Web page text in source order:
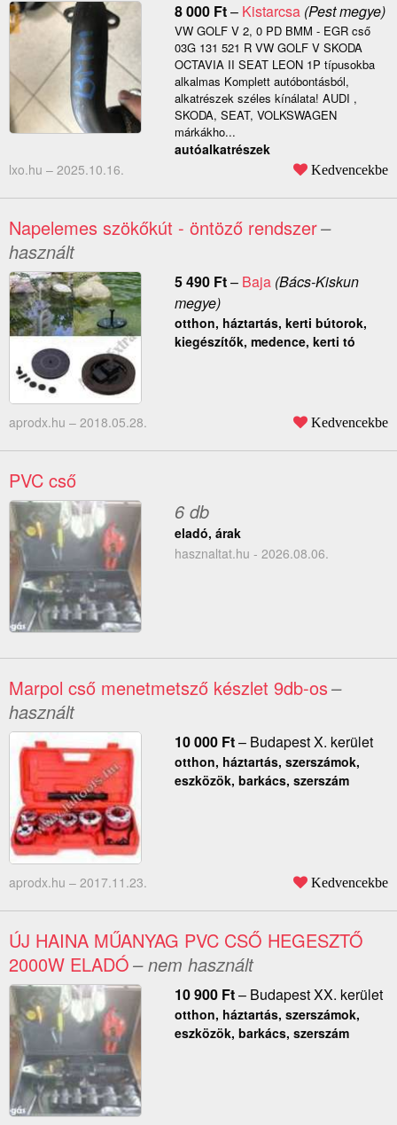
8 000 Ft– Kistarcsa(Pest megye)
VW GOLF V 2, 0 PD BMM - EGR cső
03G 131 521 R VW GOLF V SKODA
OCTAVIA II SEAT LEON 1P típusokba
alkalmas Komplett autóbontásból,
alkatrészek széles kínálata! AUDI ,
SKODA, SEAT, VOLKSWAGEN
márkákho...
autóalkatrészek
lxo.hu – 2025.10.16. Kedvencekbe
Napelemes szökőkút - öntöző rendszer–
használt
5 490 Ft– Baja(Bács-Kiskun
megye)
otthon, háztartás, kerti bútorok,
kiegészítők, medence, kerti tó
aprodx.hu – 2018.05.28. Kedvencekbe
PVC cső
6 db
eladó, árak
hasznaltat.hu - 2026.08.06.
Marpol cső menetmetsző készlet 9db-os–
használt
10 000 Ft– Budapest X. kerület
otthon, háztartás, szerszámok,
eszközök, barkács, szerszám
aprodx.hu – 2017.11.23. Kedvencekbe
ÚJ HAINA MŰANYAG PVC CSŐ HEGESZTŐ
2000W ELADÓ– nem használt
10 900 Ft– Budapest XX. kerület
otthon, háztartás, szerszámok,
eszközök, barkács, szerszám